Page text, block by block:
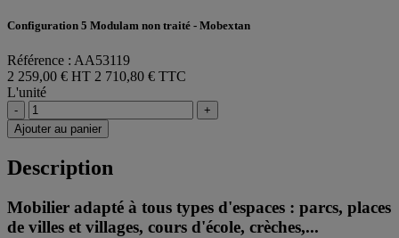
Configuration 5 Modulam non traité - Mobextan
Référence : AA53119
2 259,00 € HT 2 710,80 € TTC
L'unité
-
+
Ajouter au panier
Description
Mobilier adapté à tous types d'espaces : parcs, places
de villes et villages, cours d'école, crèches,...